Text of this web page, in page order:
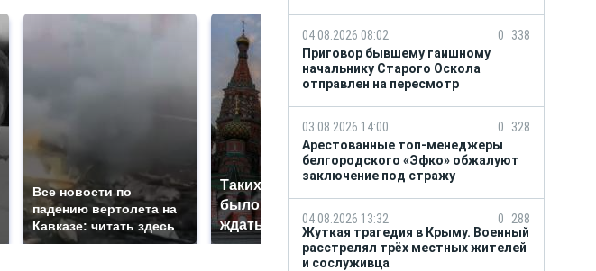
Все новости по
падению вертолета на
Кавказе: читать здесь
Таких событий не
было с 1945: чего
ждать всем нам?
продукта: что купить?
04.08.2026 08:02 0
338
Приговор бывшему гаишному
начальнику Старого Оскола
отправлен на пересмотр
03.08.2026 14:00 0
328
Арестованные топ-менеджеры
белгородского «Эфко» обжалуют
заключение под стражу
04.08.2026 13:32 0
288
Жуткая трагедия в Крыму. Военный
расстрелял трёх местных жителей
и сослуживца